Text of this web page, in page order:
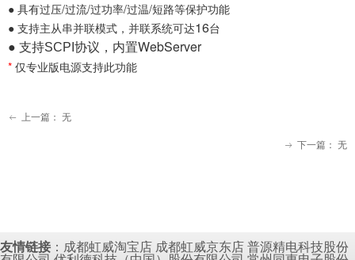
● 具有过压/过流/过功率/过温/短路等保护功能
● 支持主从串并联模式，并联系统可达16台
● 支持SCPI 协议，内置WebServer
* 仅专业版电源支持此功能
ꂃ 上一篇： 无
ꁹ 下一篇： 无
友情链接 ： 成都虹威淘宝店 成都虹威京东店普源精电科技股份